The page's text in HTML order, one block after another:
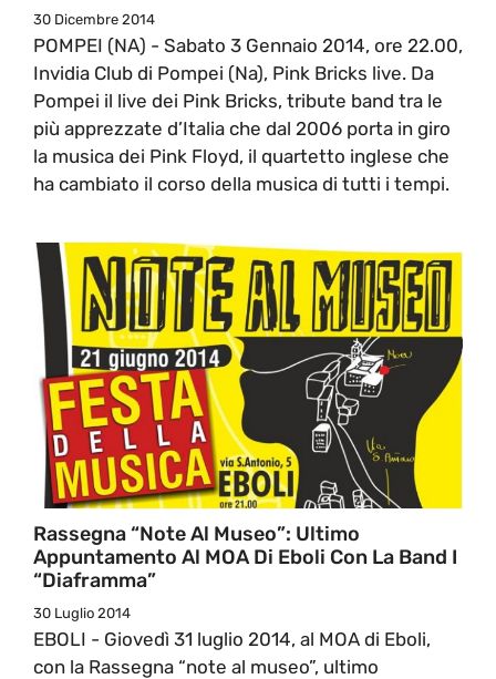
30 Dicembre 2014
POMPEI (NA) - Sabato 3 Gennaio 2014, ore 22.00,
Invidia Club di Pompei (Na), Pink Bricks live. Da
Pompei il live dei Pink Bricks, tribute band tra le
più apprezzate d’Italia che dal 2006 porta in giro
la musica dei Pink Floyd, il quartetto inglese che
ha cambiato il corso della musica di tutti i tempi.
Rassegna “Note Al Museo”: Ultimo
Appuntamento Al MOA Di Eboli Con La Band I
“Diaframma”
30 Luglio 2014
EBOLI - Giovedì 31 luglio 2014, al MOA di Eboli,
con la Rassegna “note al museo”, ultimo